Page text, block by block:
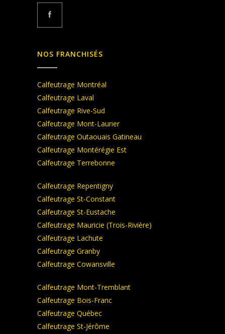
NOS FRANCHISÉS
Calfeutrage Montréal
Calfeutrage Laval
Calfeutrage Rive-Sud
Calfeutrage Mont-Laurier
Calfeutrage Outaouais Gatineau
Calfeutrage Montérégie Est
Calfeutrage Terrebonne
Calfeutrage Repentigny
Calfeutrage St-Constant
Calfeutrage St-Eustache
Calfeutrage Mauricie (Trois-Rivière)
Calfeutrage Lachute
Calfeutrage Granby
Calfeutrage Cowansville
Calfeutrage Mont-Tremblant
Calfeutrage Bois-Franc
Calfeutrage Québec
Calfeutrage St-Jérôme